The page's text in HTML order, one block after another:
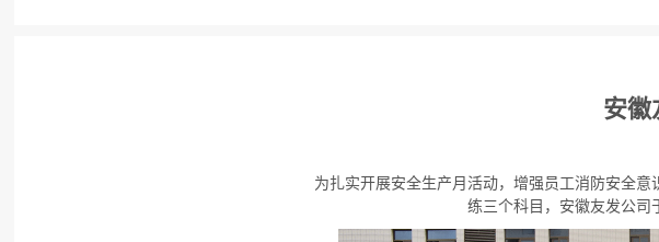
安徽
为扎实开展安全生产月活动，增强员工消防安全
练三个科目，安徽友发公司